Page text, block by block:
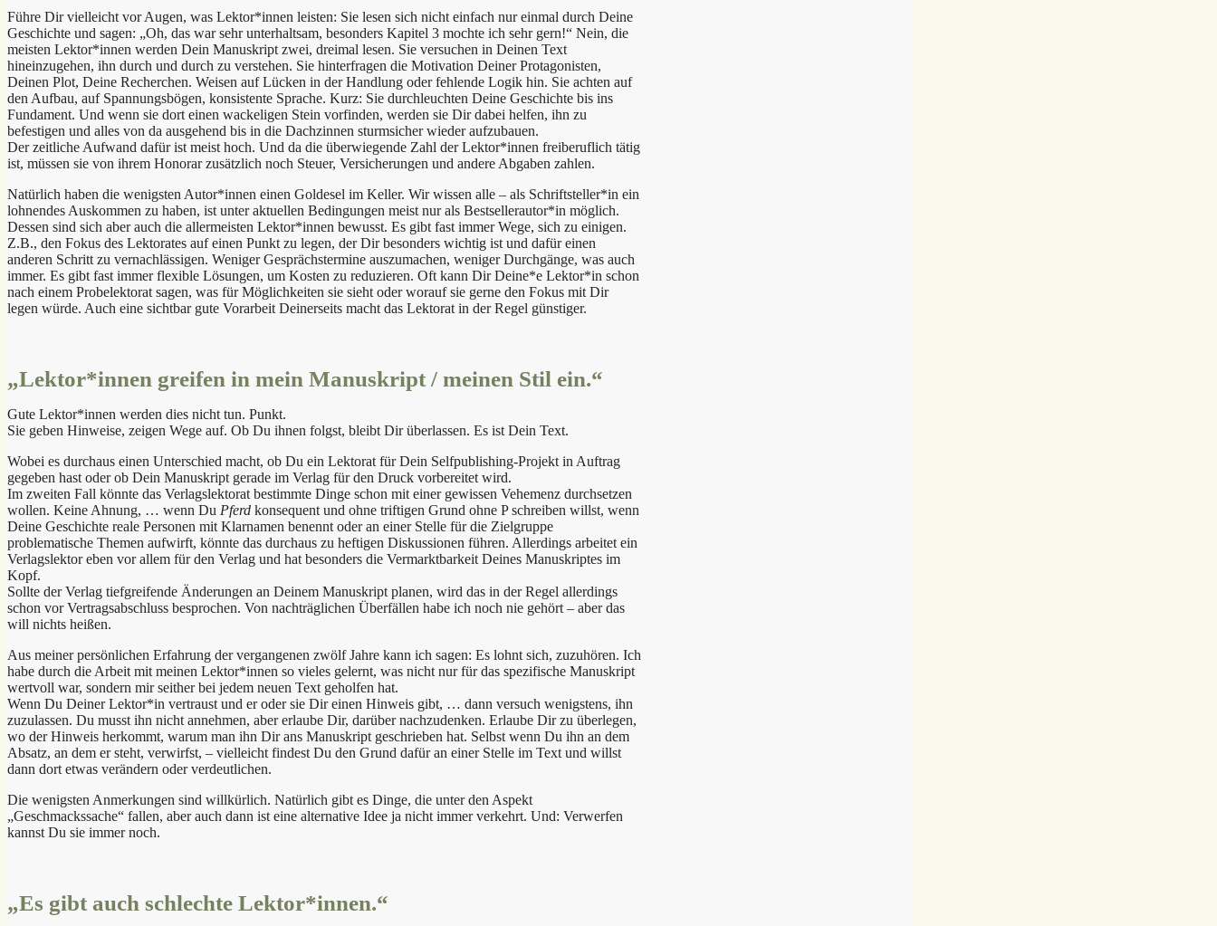
Führe Dir vielleicht vor Augen, was Lektor*innen leisten: Sie lesen sich nicht einfach nur einmal durch Deine
Geschichte und sagen: „Oh, das war sehr unterhaltsam, besonders Kapitel 3 mochte ich sehr gern!“ Nein, die
meisten Lektor*innen werden Dein Manuskript zwei, dreimal lesen. Sie versuchen in Deinen Text
hineinzugehen, ihn durch und durch zu verstehen. Sie hinterfragen die Motivation Deiner Protagonisten,
Deinen Plot, Deine Recherchen. Weisen auf Lücken in der Handlung oder fehlende Logik hin. Sie achten auf
den Aufbau, auf Spannungsbögen, konsistente Sprache. Kurz: Sie durchleuchten Deine Geschichte bis ins
Fundament. Und wenn sie dort einen wackeligen Stein vorfinden, werden sie Dir dabei helfen, ihn zu
befestigen und alles von da ausgehend bis in die Dachzinnen sturmsicher wieder aufzubauen.
Der zeitliche Aufwand dafür ist meist hoch. Und da die überwiegende Zahl der Lektor*innen freiberuflich tätig
ist, müssen sie von ihrem Honorar zusätzlich noch Steuer, Versicherungen und andere Abgaben zahlen.
Natürlich haben die wenigsten Autor*innen einen Goldesel im Keller. Wir wissen alle – als Schriftsteller*in ein
lohnendes Auskommen zu haben, ist unter aktuellen Bedingungen meist nur als Bestsellerautor*in möglich.
Dessen sind sich aber auch die allermeisten Lektor*innen bewusst. Es gibt fast immer Wege, sich zu einigen.
Z.B., den Fokus des Lektorates auf einen Punkt zu legen, der Dir besonders wichtig ist und dafür einen
anderen Schritt zu vernachlässigen. Weniger Gesprächstermine auszumachen, weniger Durchgänge, was auch
immer. Es gibt fast immer flexible Lösungen, um Kosten zu reduzieren. Oft kann Dir Deine*e Lektor*in schon
nach einem Probelektorat sagen, was für Möglichkeiten sie sieht oder worauf sie gerne den Fokus mit Dir
legen würde. Auch eine sichtbar gute Vorarbeit Deinerseits macht das Lektorat in der Regel günstiger.
„Lektor*innen greifen in mein Manuskript / meinen Stil ein.“
Gute Lektor*innen werden dies nicht tun. Punkt.
Sie geben Hinweise, zeigen Wege auf. Ob Du ihnen folgst, bleibt Dir überlassen. Es ist Dein Text.
Wobei es durchaus einen Unterschied macht, ob Du ein Lektorat für Dein Selfpublishing-Projekt in Auftrag
gegeben hast oder ob Dein Manuskript gerade im Verlag für den Druck vorbereitet wird.
Im zweiten Fall könnte das Verlagslektorat bestimmte Dinge schon mit einer gewissen Vehemenz durchsetzen
wollen. Keine Ahnung, … wenn Du Pferd konsequent und ohne triftigen Grund ohne P schreiben willst, wenn
Deine Geschichte reale Personen mit Klarnamen benennt oder an einer Stelle für die Zielgruppe
problematische Themen aufwirft, könnte das durchaus zu heftigen Diskussionen führen. Allerdings arbeitet ein
Verlagslektor eben vor allem für den Verlag und hat besonders die Vermarktbarkeit Deines Manuskriptes im
Kopf.
Sollte der Verlag tiefgreifende Änderungen an Deinem Manuskript planen, wird das in der Regel allerdings
schon vor Vertragsabschluss besprochen. Von nachträglichen Überfällen habe ich noch nie gehört – aber das
will nichts heißen.
Aus meiner persönlichen Erfahrung der vergangenen zwölf Jahre kann ich sagen: Es lohnt sich, zuzuhören. Ich
habe durch die Arbeit mit meinen Lektor*innen so vieles gelernt, was nicht nur für das spezifische Manuskript
wertvoll war, sondern mir seither bei jedem neuen Text geholfen hat.
Wenn Du Deiner Lektor*in vertraust und er oder sie Dir einen Hinweis gibt, … dann versuch wenigstens, ihn
zuzulassen. Du musst ihn nicht annehmen, aber erlaube Dir, darüber nachzudenken. Erlaube Dir zu überlegen,
wo der Hinweis herkommt, warum man ihn Dir ans Manuskript geschrieben hat. Selbst wenn Du ihn an dem
Absatz, an dem er steht, verwirfst, – vielleicht findest Du den Grund dafür an einer Stelle im Text und willst
dann dort etwas verändern oder verdeutlichen.
Die wenigsten Anmerkungen sind willkürlich. Natürlich gibt es Dinge, die unter den Aspekt
„Geschmackssache“ fallen, aber auch dann ist eine alternative Idee ja nicht immer verkehrt. Und: Verwerfen
kannst Du sie immer noch.
„Es gibt auch schlechte Lektor*innen.“